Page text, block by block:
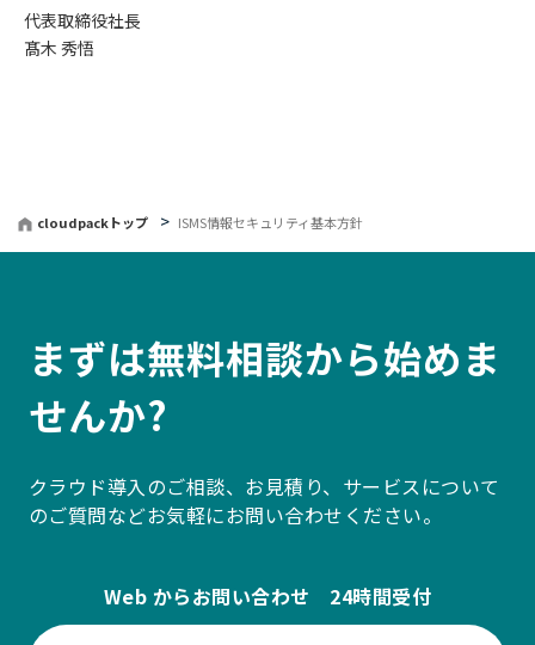
代表取締役社長
髙木 秀悟
cloudpackトップ ISMS情報セキュリティ基本方針
まずは無料相談から始めま
せんか?
クラウド導入のご相談、お見積り、サービスについて
のご質問などお気軽にお問い合わせください。
Web からお問い合わせ 24時間受付